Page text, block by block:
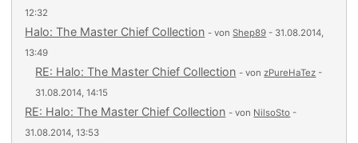
12:32
Halo: The Master Chief Collection - vonShep89 - 31.08.2014,
13:49
RE: Halo: The Master Chief Collection - vonzPureHaTez -
31.08.2014, 14:15
RE: Halo: The Master Chief Collection - von NilsoSto -
31.08.2014, 13:53